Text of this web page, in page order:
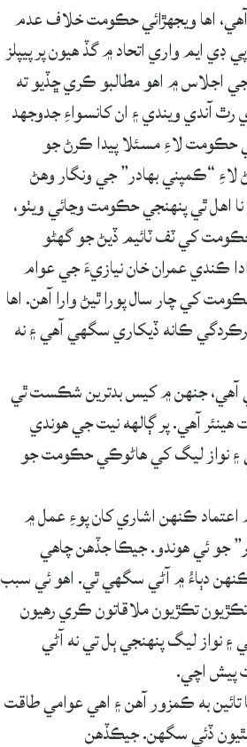
آهي، اها ويجهڙائي حڪومت خلاف عدم
ايم واري اتحاد ۾ گڏ هيون پر پيپلز
اجلاس ۾ اهو مطالبو ڪري ڇڏيو ته
آندي ويندي ۽ ان کانسواءِ جدوجهد
حڪومت لاءِ مسئلا پيدا ڪرڻ جو
“ڪمپني بهادر” جي ونگار وهڻ
اهل ٿي پنهنجي حڪومت وڃائي ويٺو،
کي ٽف ٽائيم ڏيڻ جو گهڻو
ڪندي عمران خان نيازيءَ جي عوام
چار سال پورا ٿيڻ وارا آهن. اها
ڪانه ڏيکاري سگهي آهي ۽ نه
آهي، جنهن ۾ کيس بدترين شڪست ٿي
آهي. پر ڳالهه نيت جي هوندي
۽ نواز ليگ کي هاڻوڪي حڪومت جو
ڪنهن اشاري کان پوءِ عمل ۾
جو ئي هوندو. جيڪا جڏهن چاهي
دٻاءُ ۾ آڻي سگهي ٿي. اهو ئي سبب
تڪڙيون ملاقاتون ڪري رهيون
۽ نواز ليگ پنهنجي ٻل تي نه آڻي
پيش اچي.
تائين به ڪمزور آهن ۽ اهي عوامي طاقت
ڏئي سگهن. جيڪڏهن